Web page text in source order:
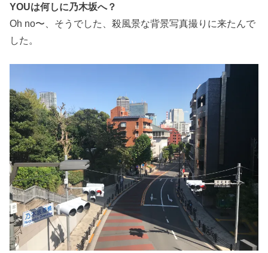
YOUは何しに乃木坂へ？
Oh no〜、そうでした、殺風景な背景写真撮りに来たんで
した。